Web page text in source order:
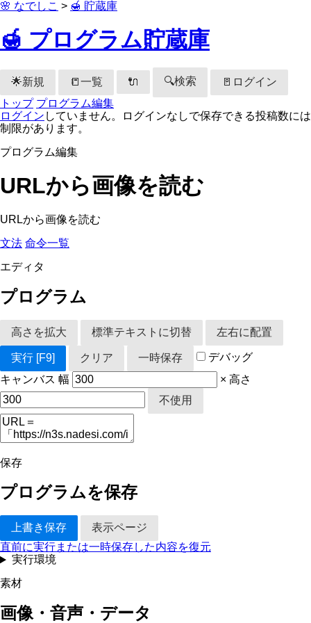
🌸 なでしこ > 🍯 貯蔵庫
🍯 プログラム貯蔵庫
🌟新規 📒一覧 🔌 🔍検索
🚪ログイン
トップ プログラム編集
ログイン していません。ログインなしで保存できる投稿数には
制限があります。
プログラム編集
URLから画像を読む
URLから画像を読む
文法 命令一覧
エディタ
プログラム
高さを拡大 標準テキストに切替 左右に配置
実行 [F9] クリア 一時保存
デバッグ
キャンバス 幅 × 高さ
不使用
保存
プログラムを保存
上書き保存
表示ページ
直前に実行または一時保存した内容を復元
実行環境
素材
画像・音声・データ